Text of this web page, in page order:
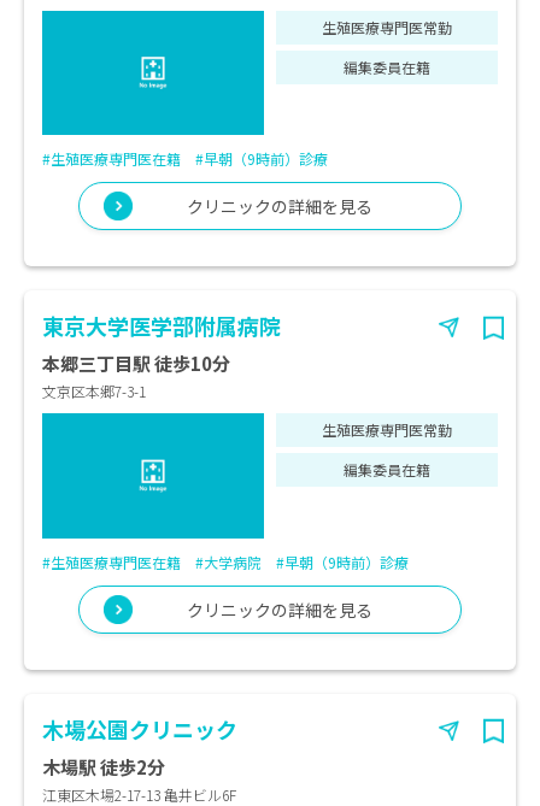
生殖医療専門医常勤
編集委員在籍
#生殖医療専門医在籍 #早朝（9時前）診療
クリニックの詳細を見る
東京大学医学部附属病院
本郷三丁目駅 徒歩10分
文京区本郷7-3-1
生殖医療専門医常勤
編集委員在籍
#生殖医療専門医在籍 #大学病院 #早朝（9時前）診療
クリニックの詳細を見る
木場公園クリニック
木場駅 徒歩2分
江東区木場2-17-13 亀井ビル6F